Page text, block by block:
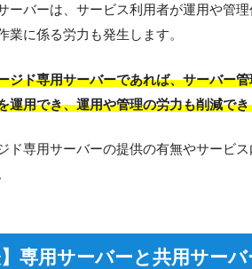
ーバーは、サービス利用者が運用や管
業に係る労力も発生します。
ジド専用サーバーであれば、サーバー
運用でき、運用や管理の労力も削減で
ド専用サーバーの提供の有無やサービ
】専用サーバーと共用サー